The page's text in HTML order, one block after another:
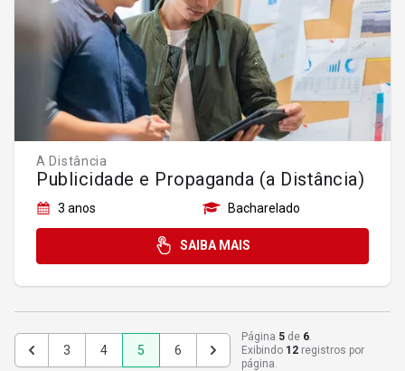
A Distância
Publicidade e Propaganda (a Distância)
3 anos Bacharelado
SAIBA MAIS
Anterior
3 4 5 6
Próximo
Página 5 de 6
Exibindo 12 registros por
página.